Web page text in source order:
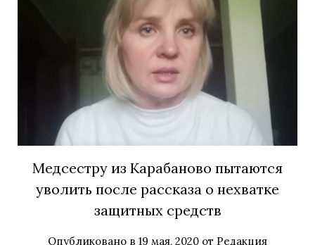
Медсестру из Карабаново пытаются
уволить после рассказа о нехватке
защитных средств
Опубликовано в 19 мая, 2020 от Редакция